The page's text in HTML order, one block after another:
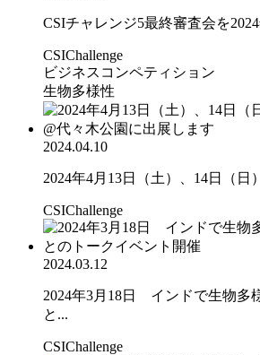
CSIチャレンジ5最終審査会を
CSIChallenge
ビジネスコンペティション
生物多様性
2024.04.10
2024年4月13日（土）、14日（日
CSIChallenge
2024.03.12
2024年3月18日 インドで生物多
と...
CSIChallenge